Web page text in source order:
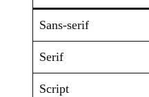
Sans-serif
Serif
Script